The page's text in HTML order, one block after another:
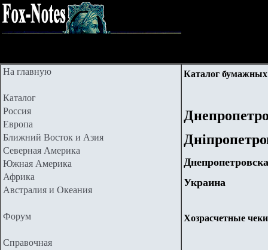
На главную
Каталог
Россия
Европа
Ближний Восток и Азия
Северная Америка
Южная Америка
Африка
Австралия и Океания
Форум
Справочная
Каталог
Украина
Хозрасчетные